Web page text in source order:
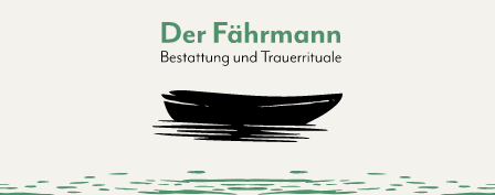
Der Fährmann - Bestattung und